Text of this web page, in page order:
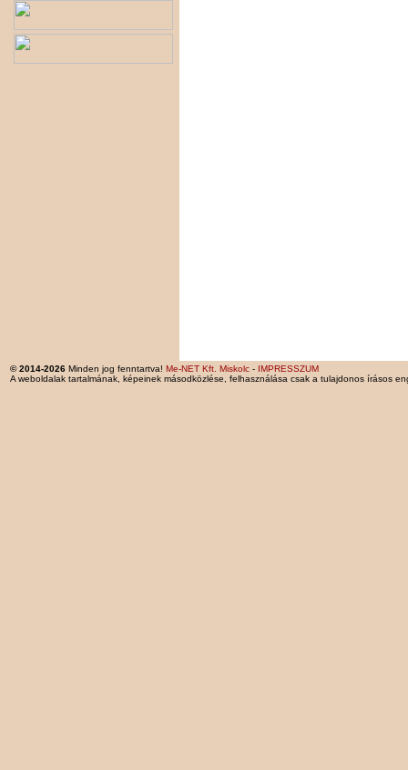
© 2014-2026 Minden jog fenntartva! Me-NET Kft. Miskolc - IMPRESSZUM
A weboldalak tartalmának, képeinek másodközlése, felhasználása csak a tulajdonos írásos